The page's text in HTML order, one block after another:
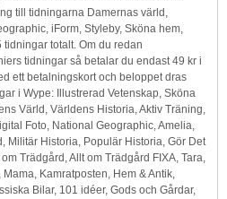
till tidningarna Damernas värld,
iForm, Styleby, Sköna hem,
tidningar totalt. Om du redan
tidningar så betalar du endast 49 kr i
ett betalningskort och beloppet dras
i Wype: Illustrerad Vetenskap, Sköna
Värld, Världens Historia, Aktiv Träning,
Foto, National Geographic, Amelia,
Militär Historia, Populär Historia, Gör Det
Trädgård, Allt om Trädgård FIXA, Tara,
Kamratposten, Hem & Antik,
Bilar, 101 idéer, Gods och Gårdar,